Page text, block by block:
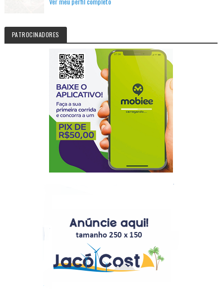
PATROCINADORES